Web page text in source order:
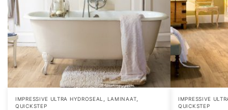
IMPRESSIVE ULTRA HYDROSEAL , LAMINAAT,
QUICKSTEP
IMPRESSIVE
QUICKSTEP